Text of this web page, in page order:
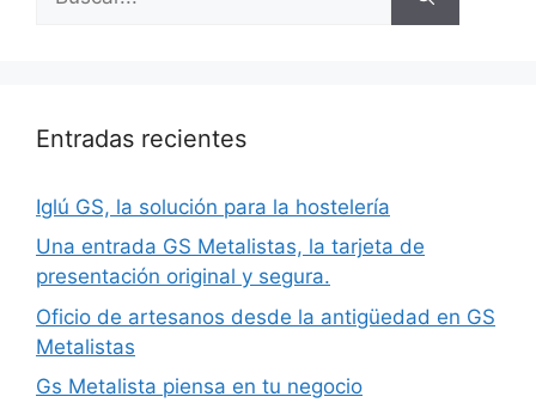
Entradas recientes
Iglú GS, la solución para la hostelería
Una entrada GS Metalistas, la tarjeta de
presentación original y segura.
Oficio de artesanos desde la antigüedad en GS
Metalistas
Gs Metalista piensa en tu negocio